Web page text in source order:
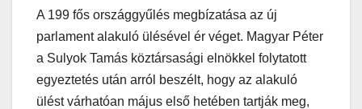
A 199 fős országgyűlés megbízatása az új
parlament alakuló ülésével ér véget. Magyar Péter
a Sulyok Tamás köztársasági elnökkel folytatott
egyeztetés után arról beszélt, hogy az alakuló
ülést várhatóan május első hetében tartják meg,